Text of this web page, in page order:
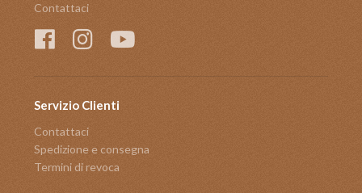
Contattaci
Servizio Clienti
Contattaci
Spedizione e consegna
Termini di revoca